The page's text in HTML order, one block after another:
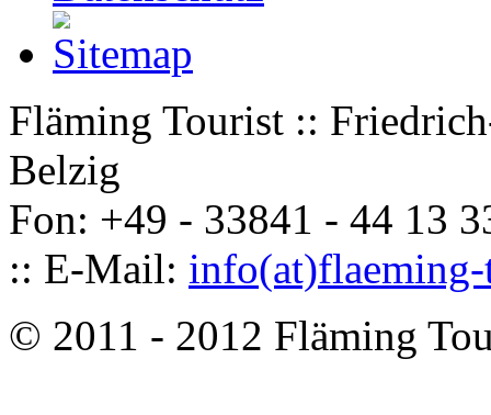
Fläming Tourist ::
Belzig
Fon: +49 - 33841 - 44 13
:: E-Mail:
© 2011 - 2012 Fläming